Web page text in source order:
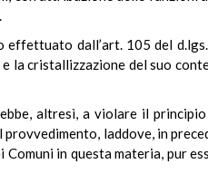
dall’art. 105 del
cristallizzazione del suo
altresì, a violare il
laddove, in
in questa materia, pur